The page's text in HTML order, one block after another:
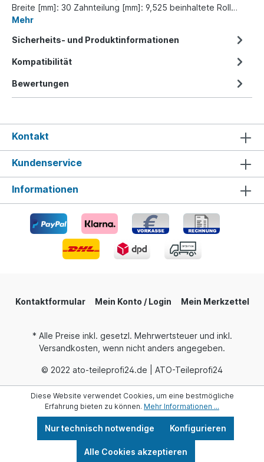
Breite [mm]: 30 Zahnteilung [mm]: 9,525 beinhaltete Roll…
Mehr
Sicherheits- und Produktinformationen
Kompatibilität
Bewertungen
Kontakt
Kundenservice
Informationen
Kontaktformular Mein Konto / Login Mein Merkzettel
* Alle Preise inkl. gesetzl. Mehrwertsteuer und inkl.
Versandkosten, wenn nicht anders angegeben.
© 2022 ato-teileprofi24.de | ATO-Teileprofi24
Diese Website verwendet Cookies, um eine bestmögliche
Erfahrung bieten zu können. Mehr Informationen ...
Nur technisch notwendige Konfigurieren
Alle Cookies akzeptieren